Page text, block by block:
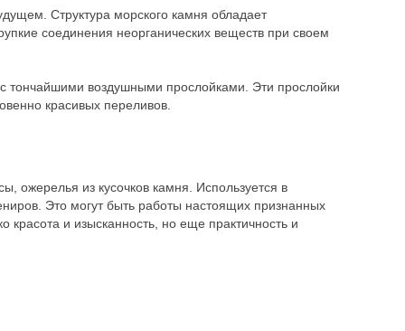
Структура морского камня обладает
соединения неорганических веществ при своем
тончайшими воздушными прослойками. Эти прослойки
красивых переливов.
ожерелья из кусочков камня. Используется в
Это могут быть работы настоящих признанных
и изысканность, но еще практичность и